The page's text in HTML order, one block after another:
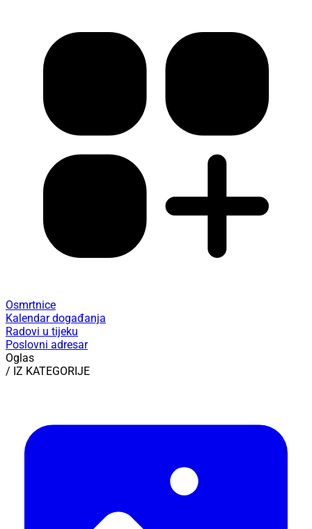
Osmrtnice
Kalendar događanja
Radovi u tijeku
Poslovni adresar
Oglas
/ IZ KATEGORIJE